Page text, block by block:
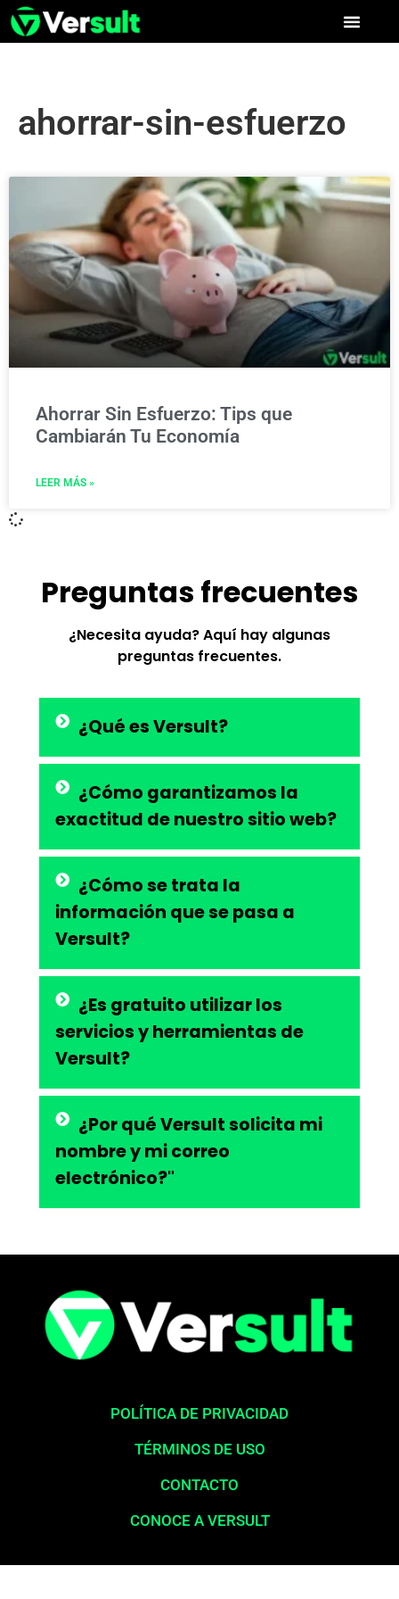
ahorrar-sin-esfuerzo
Ahorrar Sin Esfuerzo: Tips que
Cambiarán Tu Economía
LEER MÁS »
Preguntas frecuentes
¿Necesita ayuda? Aquí hay algunas
preguntas frecuentes.
¿Qué es Versult?
¿Cómo garantizamos la
exactitud de nuestro sitio web?
¿Cómo se trata la
información que se pasa a
Versult?
¿Es gratuito utilizar los
servicios y herramientas de
Versult?
¿Por qué Versult solicita mi
nombre y mi correo
electrónico?"
POLÍTICA DE PRIVACIDAD
TÉRMINOS DE USO
CONTACTO
CONOCE A VERSULT